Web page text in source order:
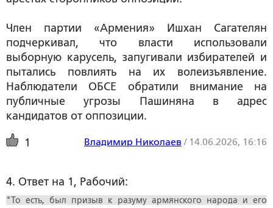
Член партии «Армения» Ишхан Сагателян
подчеркивал, что власти использовали
выборную карусель, запугивали избирателей и
пытались повлиять на их волеизъявление.
Наблюдатели ОБСЕ обратили внимание на
публичные угрозы Пашиняна в адрес
кандидатов от оппозиции.
1 Владимир Николаев / 14.06.2026, 16:16
4. Ответ на 1, Рабочий:
"То есть, был призыв к разуму армянского народа и его